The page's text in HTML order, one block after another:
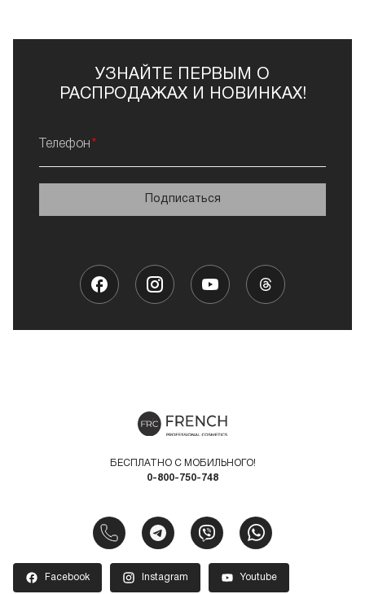
УЗНАЙТЕ ПЕРВЫМ О
РАСПРОДАЖАХ И НОВИНКАХ!
Телефон
Подписаться
БЕСПЛАТНО С МОБИЛЬНОГО!
0-800-750-748
Facebook Instagram Youtube